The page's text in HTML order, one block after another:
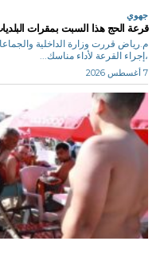
جهوي
قرعة الحج هذا السبت بمقرات
م.رياض قررت وزارة الداخلية
،إجراء القرعة لأداء مناسك...
7 أغسطس 2026